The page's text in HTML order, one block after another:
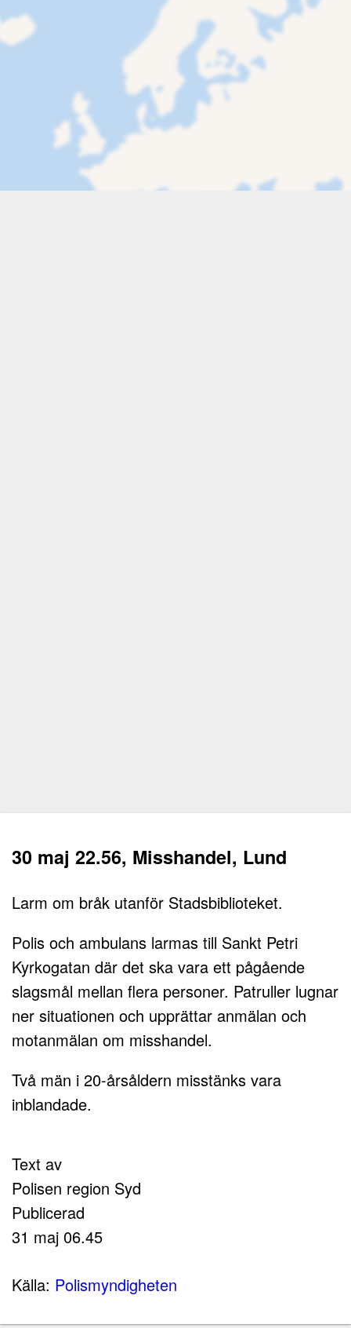
30 maj 22.56, Misshandel, Lund
Larm om bråk utanför Stadsbiblioteket.
Polis och ambulans larmas till Sankt Petri
Kyrkogatan där det ska vara ett pågående
slagsmål mellan flera personer. Patruller lugnar
ner situationen och upprättar anmälan och
motanmälan om misshandel.
Två män i 20-årsåldern misstänks vara
inblandade.
Text av
Polisen region Syd
Publicerad
31 maj 06.45
Källa: Polismyndigheten